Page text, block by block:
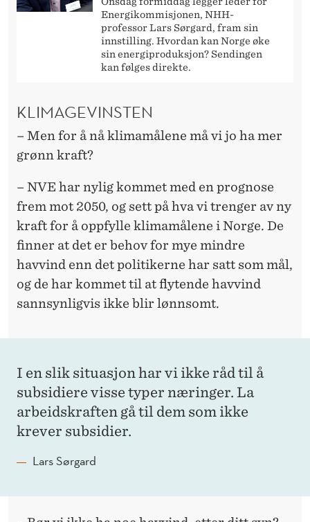
Energikommisjonen, NHH-
professor Lars Sørgard, fram sin
innstilling. Hvordan kan Norge øke
sin energiproduksjon? Sendingen
kan følges direkte.
KLIMAGEVINSTEN
– Men for å nå klimamålene må vi jo ha mer
grønn kraft?
– NVE har nylig kommet med en prognose
frem mot 2050, og sett på hva vi trenger av ny
kraft for å oppfylle klimamålene i Norge. De
finner at det er behov for mye mindre
havvind enn det politikerne har satt som mål,
og de har kommet til at flytende havvind
sannsynligvis ikke blir lønnsomt.
I en slik situasjon har vi ikke råd til å
subsidiere visse typer næringer. La
arbeidskraften gå til dem som ikke
krever subsidier.
Lars Sørgard